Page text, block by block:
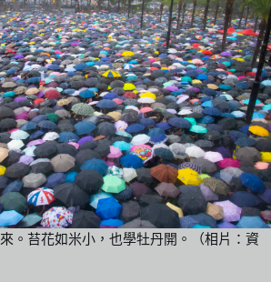
。苔花如米小，也學牡丹開。（相片：資